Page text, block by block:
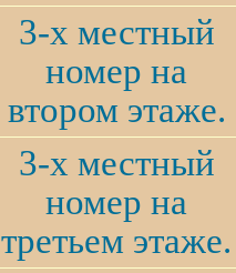
3-х местный
номер на
втором этаже.
3-х местный
номер на
третьем этаже.